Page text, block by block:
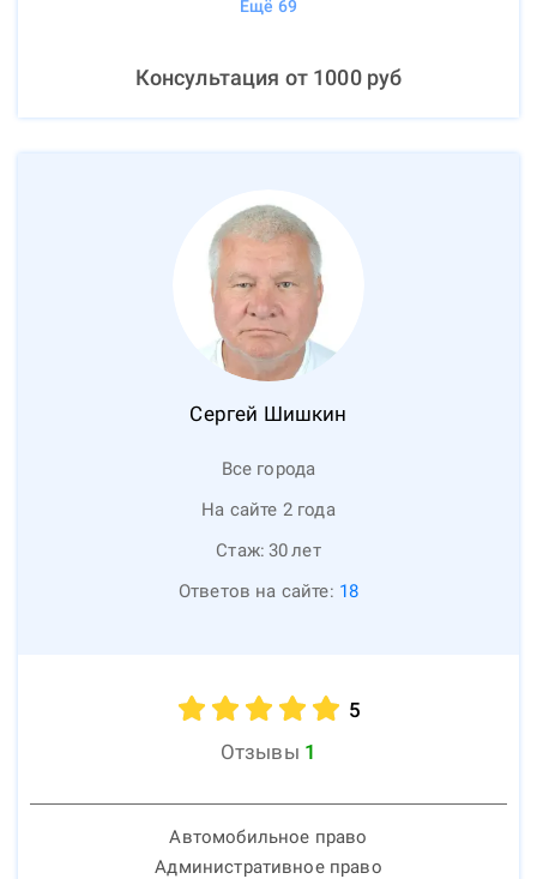
Ещё 69
Консультация от 1000руб
Сергей Шишкин
Все города
На сайте 2 года
Стаж: 30лет
Ответов на сайте: 18
5
Отзывы 1
Автомобильное право
Административное право